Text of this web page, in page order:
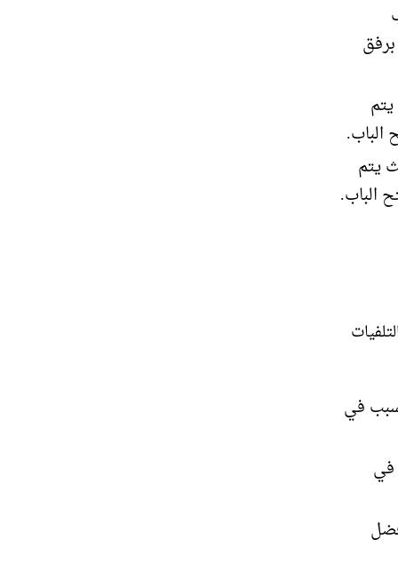
الباب.
يتم
الباب.
في
في